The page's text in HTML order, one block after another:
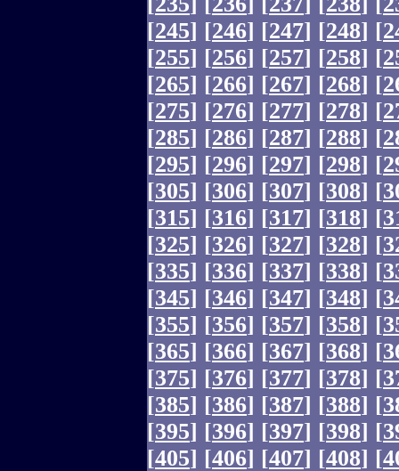
[245] [246] [247] [248] [
[255] [256] [257] [258] [
[265] [266] [267] [268] [
[275] [276] [277] [278] [
[285] [286] [287] [288] [
[295] [296] [297] [298] [
[305] [306] [307] [308] [
[315] [316] [317] [318] [
[325] [326] [327] [328] [
[335] [336] [337] [338] [
[345] [346] [347] [348] [
[355] [356] [357] [358] [
[365] [366] [367] [368] [
[375] [376] [377] [378] [
[385] [386] [387] [388] [
[395] [396] [397] [398] [
[405] [406] [407] [408] [